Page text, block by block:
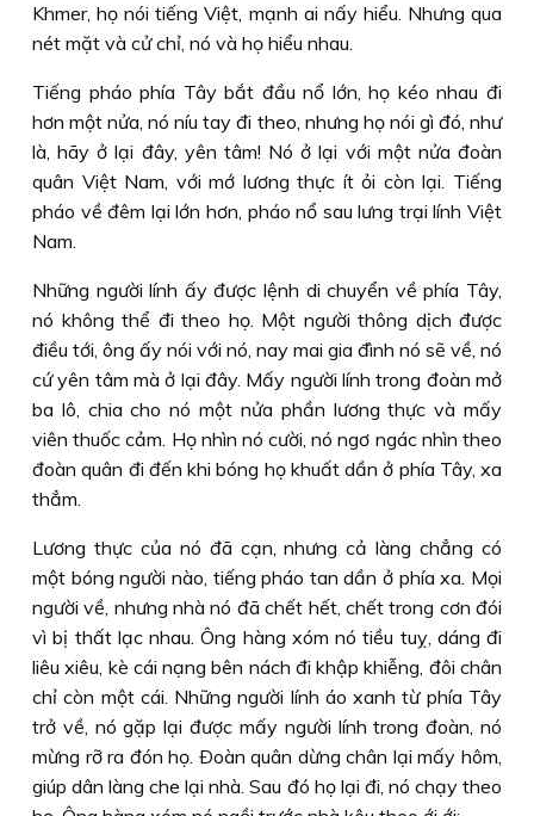
Khmer, họ nói tiếng Việt, mạnh ai nấy hiểu. Nhưng qua
nét mặt và cử chỉ, nó và họ hiểu nhau.
Tiếng pháo phía Tây bắt đầu nổ lớn, họ kéo nhau đi
hơn một nửa, nó níu tay đi theo, nhưng họ nói gì đó, như
là, hãy ở lại đây, yên tâm! Nó ở lại với một nửa đoàn
quân Việt Nam, với mớ lương thực ít ỏi còn lại. Tiếng
pháo về đêm lại lớn hơn, pháo nổ sau lưng trại lính Việt
Nam.
Những người lính ấy được lệnh di chuyển về phía Tây,
nó không thể đi theo họ. Một người thông dịch được
điều tới, ông ấy nói với nó, nay mai gia đình nó sẽ về, nó
cứ yên tâm mà ở lại đây. Mấy người lính trong đoàn mở
ba lô, chia cho nó một nửa phần lương thực và mấy
viên thuốc cảm. Họ nhìn nó cười, nó ngơ ngác nhìn theo
đoàn quân đi đến khi bóng họ khuất dần ở phía Tây, xa
thẳm.
Lương thực của nó đã cạn, nhưng cả làng chẳng có
một bóng người nào, tiếng pháo tan dần ở phía xa. Mọi
người về, nhưng nhà nó đã chết hết, chết trong cơn đói
vì bị thất lạc nhau. Ông hàng xóm nó tiều tuỵ, dáng đi
liêu xiêu, kè cái nạng bên nách đi khập khiễng, đôi chân
chỉ còn một cái. Những người lính áo xanh từ phía Tây
trở về, nó gặp lại được mấy người lính trong đoàn, nó
mừng rỡ ra đón họ. Ðoàn quân dừng chân lại mấy hôm,
giúp dân làng che lại nhà. Sau đó họ lại đi, nó chạy theo